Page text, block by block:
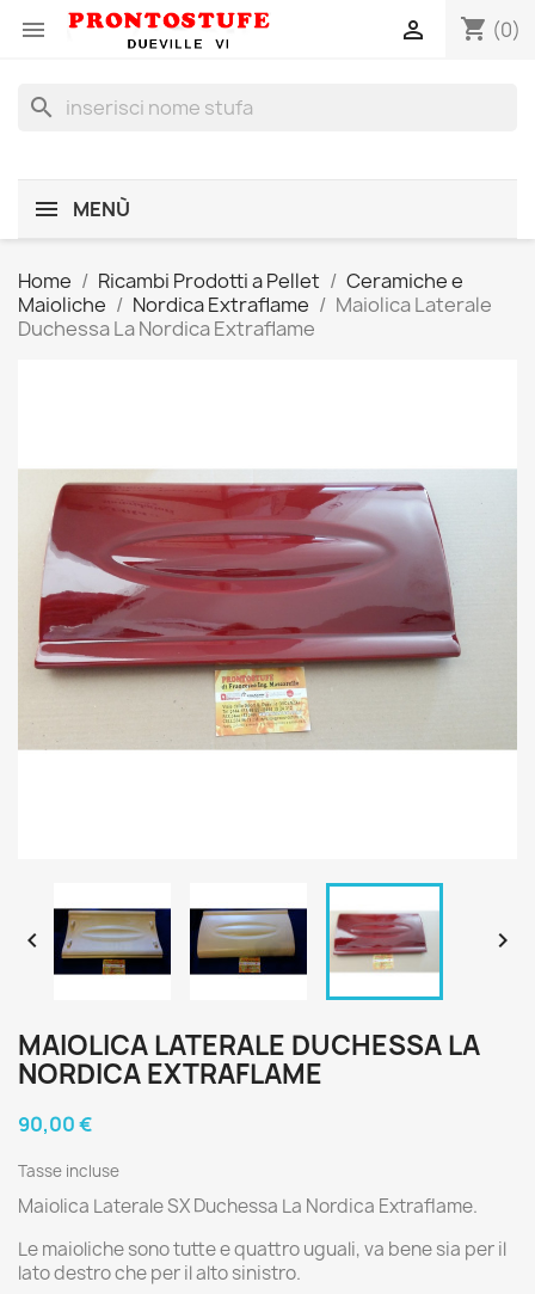
 shopping_cart (0)

search
MENÙ
Home Ricambi Prodotti a Pellet
Ceramiche e
Maioliche
Nordica Extraflame
Maiolica Laterale
Duchessa La Nordica Extraflame
 
MAIOLICA LATERALE DUCHESSA LA
NORDICA EXTRAFLAME
90,00 €
Tasse incluse
Maiolica Laterale SX Duchessa La Nordica Extraflame.
Le maioliche sono tutte e quattro uguali, va bene sia per il
lato destro che per il alto sinistro.